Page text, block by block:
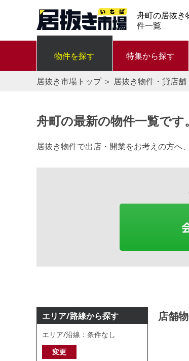
舟町の居抜き
件一覧
物件を探す 特集から探す
居抜き市場トップ＞ 居抜き物件・貸店
舟町の最新の物件一覧です。
居抜き物件で出店・開業をお考えの方へ
エリア/路線から探す
エリア/沿線：条件なし
変更
店舗